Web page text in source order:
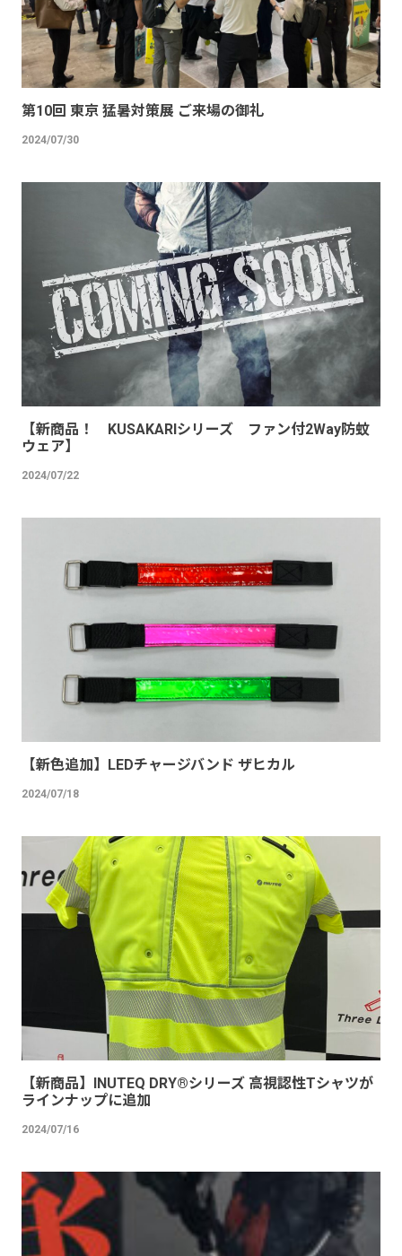
第10回 東京 猛暑対策展 ご来場の御礼
2024/07/30
【新商品！ KUSAKARIシリーズ ファン付2Way防蚊
ウェア】
2024/07/22
【新色追加】LEDチャージバンド ザヒカル
2024/07/18
【新商品】INUTEQ DRY®︎シリーズ 高視認性Tシャツが
ラインナップに追加
2024/07/16